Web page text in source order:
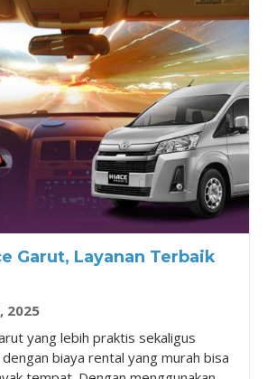
Garut, Layanan Terbaik
2025
yang lebih praktis sekaligus
biaya rental yang murah bisa